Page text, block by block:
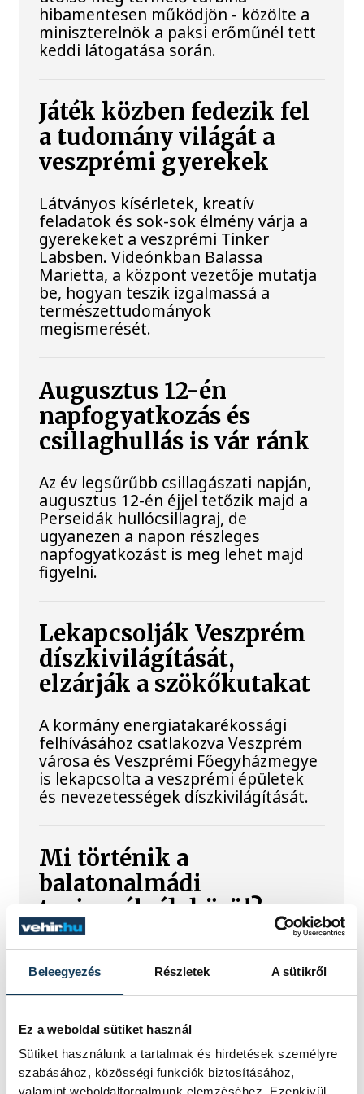
Beleegyezés Részletek A sütikről
Ez a weboldal sütiket használ
Sütiket használunk a tartalmak és hirdetések személyre
szabásához, közösségi funkciók biztosításához,
hibamentesen működjön - közölte a
miniszterelnök a paksi erőműnél tett
keddi látogatása során.
Játék közben fedezik fel
a tudomány világát a
veszprémi gyerekek
Látványos kísérletek, kreatív
feladatok és sok-sok élmény várja a
gyerekeket a veszprémi Tinker
Labsben. Videónkban Balassa
Marietta, a központ vezetője mutatja
be, hogyan teszik izgalmassá a
természettudományok
megismerését.
Augusztus 12-én
napfogyatkozás és
csillaghullás is vár ránk
Az év legsűrűbb csillagászati napján,
augusztus 12-én éjjel tetőzik majd a
Perseidák hullócsillagraj, de
ugyanezen a napon részleges
napfogyatkozást is meg lehet majd
figyelni.
Lekapcsolják Veszprém
díszkivilágítását,
elzárják a szökőkutakat
A kormány energiatakarékossági
felhívásához csatlakozva Veszprém
városa és Veszprémi Főegyházmegye
is lekapcsolta a veszprémi épületek
és nevezetességek díszkivilágítását.
Mi történik a
balatonalmádi
teniszpályák körül?
Bérleti vita, megszakadt
egyeztetések és egy
tisztázatlan jogi eljárás
Évtizedes hagyomány, hat salakos
hosszú távra megkötött bérleti
szerződés áll az egyik oldalon. A